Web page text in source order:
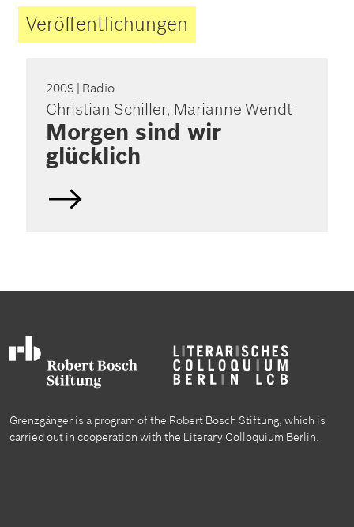
Veröffentlichungen
2009 | Radio
Christian Schiller, Marianne Wendt
Morgen sind wir
glücklich
Grenzgänger is a program of the Robert Bosch Stiftung, which is
carried out in cooperation with the Literary Colloquium Berlin.